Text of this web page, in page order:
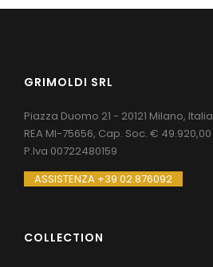
GRIMOLDI SRL
Piazza Duomo 21 - 20121 Milano, Italia
REA MI-75656, Cap. Soc. € 49.920,00
P.Iva 00722480159
ASSISTENZA +39 02.876092
COLLECTION